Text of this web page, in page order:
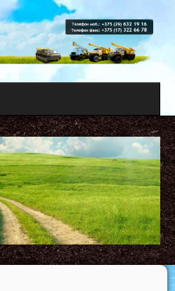
+375 29 632 19 16
Долота PDC